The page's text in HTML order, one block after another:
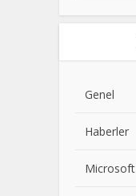
Genel
Haberler
Microsoft